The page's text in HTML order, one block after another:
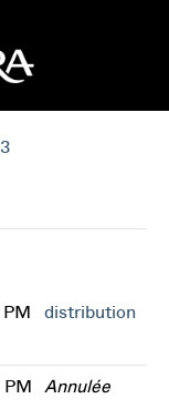
distribution
Annulée